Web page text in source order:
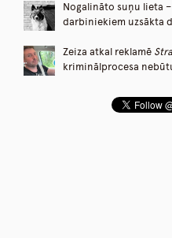
Nogalināto suņu lieta
darbiniekiem uzsākta
Zeiza atkal reklamē
kriminālprocesa